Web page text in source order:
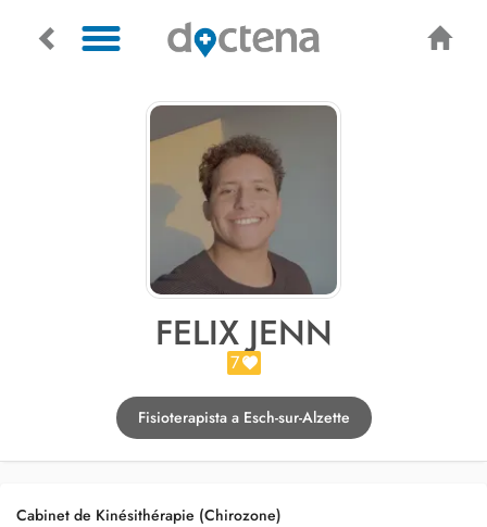
FELIX JENN
7
Fisioterapista a Esch-sur-Alzette
Cabinet de Kinésithérapie (Chirozone)